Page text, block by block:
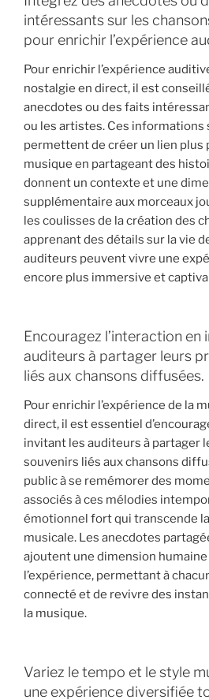
intéressants sur les
pour enrichir l’expérience
Pour enrichir l’expérience
nostalgie en direct, il est
anecdotes ou des faits
ou les artistes. Ces informations
permettent de créer un lien plus
musique en partageant des
donnent un contexte et une
supplémentaire aux morceaux
les coulisses de la création des
apprenant des détails sur la vie
auditeurs peuvent vivre une
encore plus immersive et
Encouragez l’interaction en
auditeurs à partager leurs
liés aux chansons diffusées.
Pour enrichir l’expérience de la
direct, il est essentiel
invitant les auditeurs à partager
souvenirs liés aux chansons
public à se remémorer des
associés à ces mélodies
émotionnel fort qui transcende
musicale. Les anecdotes
ajoutent une dimension
l’expérience, permettant à
connecté et de revivre des
la musique.
Variez le tempo et le style
une expérience diversifiée